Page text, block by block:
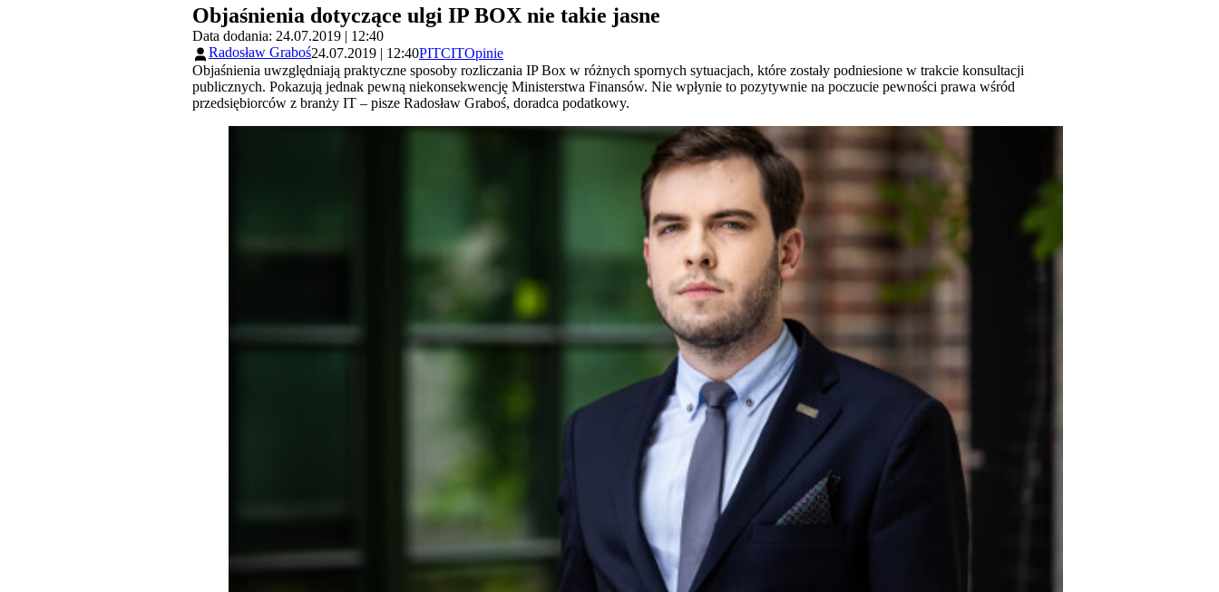
Objaśnienia dotyczące ulgi IP BOX nie takie jasne
Data dodania: 24.07.2019 | 12:40
Radosław Graboś24.07.2019 | 12:40PITCITOpinie
Objaśnienia uwzględniają praktyczne sposoby rozliczania IP Box w różnych spornych sytuacjach, które zostały podniesione w trakcie konsultacji
publicznych. Pokazują jednak pewną niekonsekwencję Ministerstwa Finansów. Nie wpłynie to pozytywnie na poczucie pewności prawa wśród
przedsiębiorców z branży IT – pisze Radosław Graboś, doradca podatkowy.